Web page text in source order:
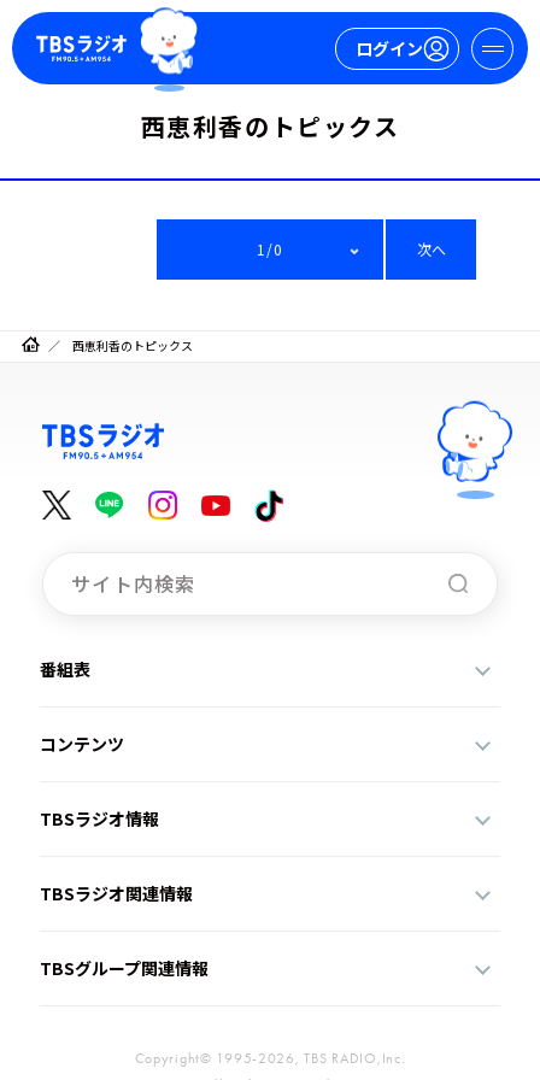
ログイン
今日の番組表
週間番組表
トピックス
TBS Podcast
イベント・グッズ
西恵利香のトピックス
1/0 次へ
西恵利香のトピックス
番組表
コンテンツ
TBSラジオ情報
TBSラジオ関連情報
TBSグループ関連情報
Copyright© 1995-2026, TBS RADIO,Inc.